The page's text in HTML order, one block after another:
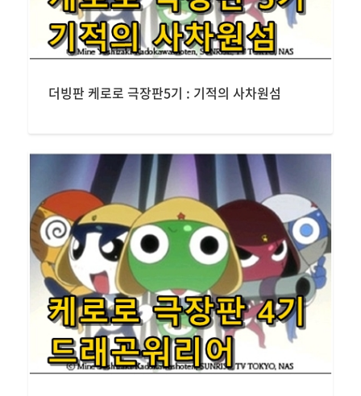
더빙판 케로로 극장판5기 : 기적의 사차원섬